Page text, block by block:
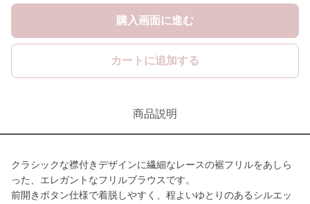
購入画面に進む
カートに追加する
商品説明
クラシックな襟付きデザインに繊細なレースの裾フリルをあしら
った、エレガントなフリルブラウスです。
前開きボタン仕様で着脱しやすく、程よいゆとりのあるシルエッ